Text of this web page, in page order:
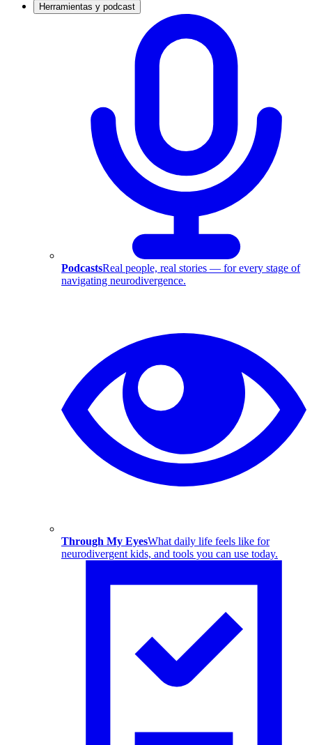
Herramientas y podcast
PodcastsReal people, real stories — for every stage of
navigating neurodivergence.
Through My EyesWhat daily life feels like for
neurodivergent kids, and tools you can use today.